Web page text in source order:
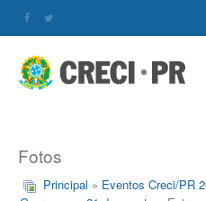
Fotos
Principal » Eventos Creci/PR